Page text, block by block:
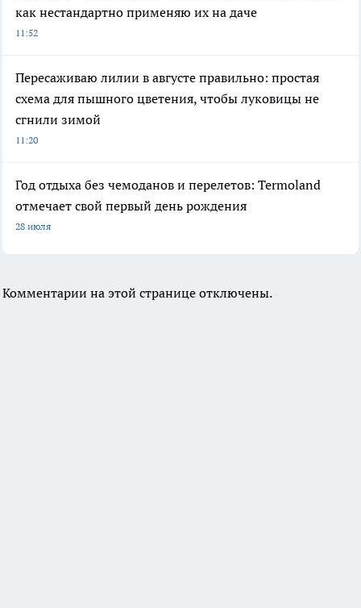
как нестандартно применяю их на даче
11:52
Пересаживаю лилии в августе правильно: простая
схема для пышного цветения, чтобы луковицы не
сгнили зимой
11:20
Год отдыха без чемоданов и перелетов: Termoland
отмечает свой первый день рождения
28 июля
Комментарии на этой странице отключены.